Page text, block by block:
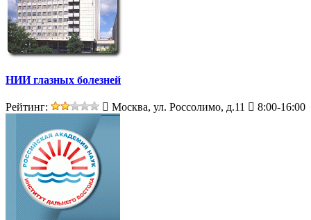
НИИ глазных болезней
Рейтинг: Москва, ул. Россолимо, д.11 8:00-16:00